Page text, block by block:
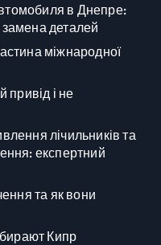
в Днепре:
деталей
міжнародної
привід і не
лічильників та
експертний
та як вони
Кипр